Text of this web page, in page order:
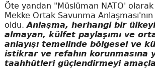
Öte yandan "Müslüman NATO' olarak
Mekke Ortak Savunma
oldu.Anlaşma, herhangi bir
almayan, külfet paylaşımı ve
anlayışı temelinde bölgesel ve
istikrar ve refahın korunmasına
taahhütleri güçlendirmeyi